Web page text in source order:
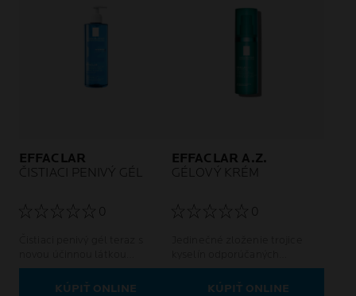
EFFACLAR
ČISTIACI PENIVÝ GÉL
0
Phylobioma, vyvinutou na
základe vedeckých poznatkov
KÚPIŤ ONLINE
EFFACLAR A.Z.
GÉLOVÝ KRÉM
0
dermatológmi. Unikátne nové
spojenie kyseliny
KÚPIŤ ONLINE